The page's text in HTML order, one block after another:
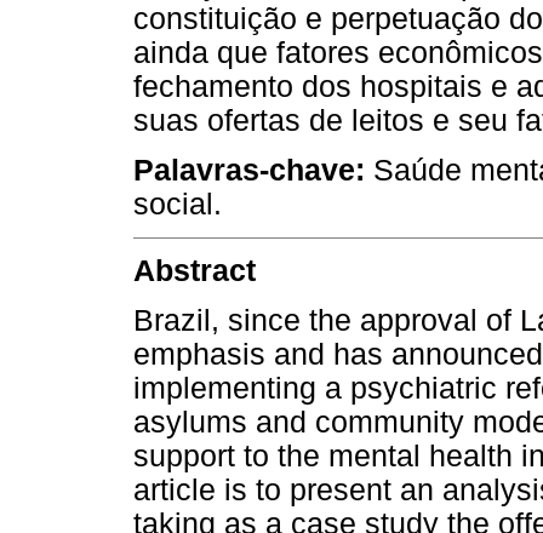
constituição e perpetuação
ainda que fatores
fechamento dos hospitais e
suas ofertas de leitos e seu
Palavras-chave: Saúde
social.
Abstract
Brazil, since the approval of
emphasis and has
implementing a psychiatric
asylums and community
support to the mental health
article is to present an
taking as a case study the